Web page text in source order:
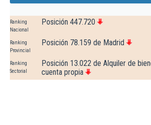
Ranking
Nacional
Posición 447.720
Ranking
Provincial
Posición 78.159 de Madrid
Ranking
Sectorial
Posición 13.022 de Alquiler de
cuenta propia